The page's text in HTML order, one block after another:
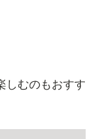
しむのもおすす